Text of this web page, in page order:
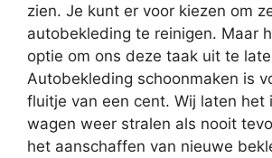
zien. Je kunt er voor kiezen om
autobekleding te reinigen. Maar
optie om ons deze taak uit te
Autobekleding schoonmaken is
fluitje van een cent. Wij laten het
wagen weer stralen als nooit
het aanschaffen van nieuwe